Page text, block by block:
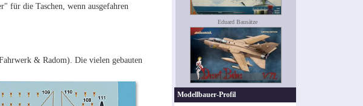
für die Taschen, wenn ausgefahren
& Radom). Die vielen gebauten
Eduard Bausätze
Modellbauer-Profil